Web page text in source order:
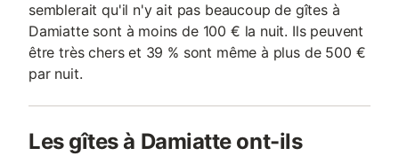
semblerait qu'il n'y ait pas beaucoup de gîtes à
Damiatte sont à moins de 100 € la nuit. Ils peuvent
être très chers et 39 % sont même à plus de 500 €
par nuit.
Les gîtes à Damiatte ont-ils